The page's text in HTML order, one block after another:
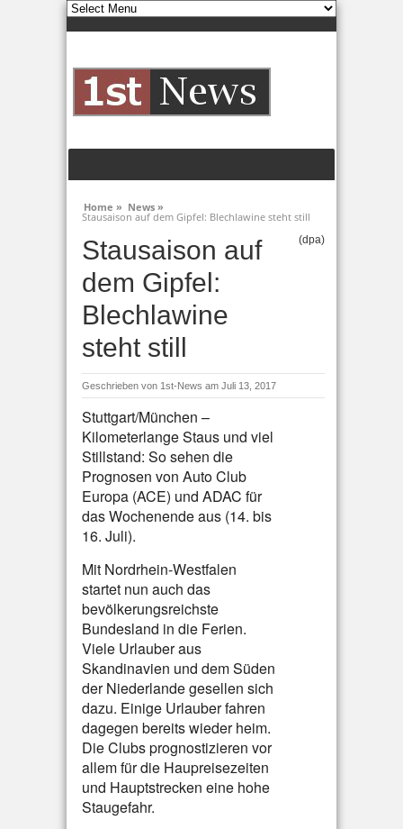
Home » News »
Stausaison auf dem Gipfel: Blechlawine steht still
Stausaison auf
dem Gipfel:
Blechlawine
steht still
(dpa)
Geschrieben von 1st-News am Juli 13, 2017
Stuttgart/München –
Kilometerlange Staus und viel
Stillstand: So sehen die
Prognosen von Auto Club
Europa (ACE) und ADAC für
das Wochenende aus (14. bis
16. Juli).
Mit Nordrhein-Westfalen
startet nun auch das
bevölkerungsreichste
Bundesland in die Ferien.
Viele Urlauber aus
Skandinavien und dem Süden
der Niederlande gesellen sich
dazu. Einige Urlauber fahren
dagegen bereits wieder heim.
Die Clubs prognostizieren vor
allem für die Haupreisezeiten
und Hauptstrecken eine hohe
Staugefahr.